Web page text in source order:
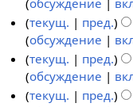
к
и
а
в
к
и
п
р
а
в
к
и
и
я
п
р
а
в
а
н
и
я
п
р
л
2
2
и
с
а
н
и
к
б
я
т
о
п
и
с
д
к
б
обсуждение
Н
е
т
о
п
текущ. пред.
обсуждение
Н
е
т
текущ. пред.
обсуждение
Нтекущ. пред.